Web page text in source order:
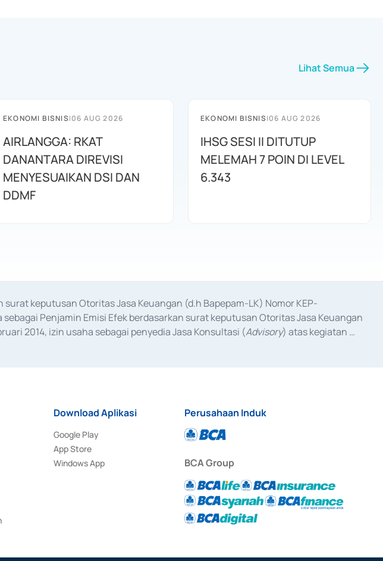
Lihat Semua
EKONOMI BISNIS|06 AUG 2026
AIRLANGGA: RKAT
DANANTARA DIREVISI
MENYESUAIKAN DSI DAN
DDMF
EKONOMI BISNIS|06 AUG 2026
IHSG SESI II DITUTUP
MELEMAH 7 POIN DI LEVEL
6.343
keputusan Otoritas Jasa Keuangan (d.h Bapepam-LK) Nomor KEP-
Penjamin Emisi Efek berdasarkan surat keputusan Otoritas Jasa Keuangan
2014, izin usaha sebagai penyedia Jasa Konsultasi (Advisory) atas kegiatan
Download Aplikasi
Google Play
App Store
Windows App
Perusahaan Induk
BCA Group